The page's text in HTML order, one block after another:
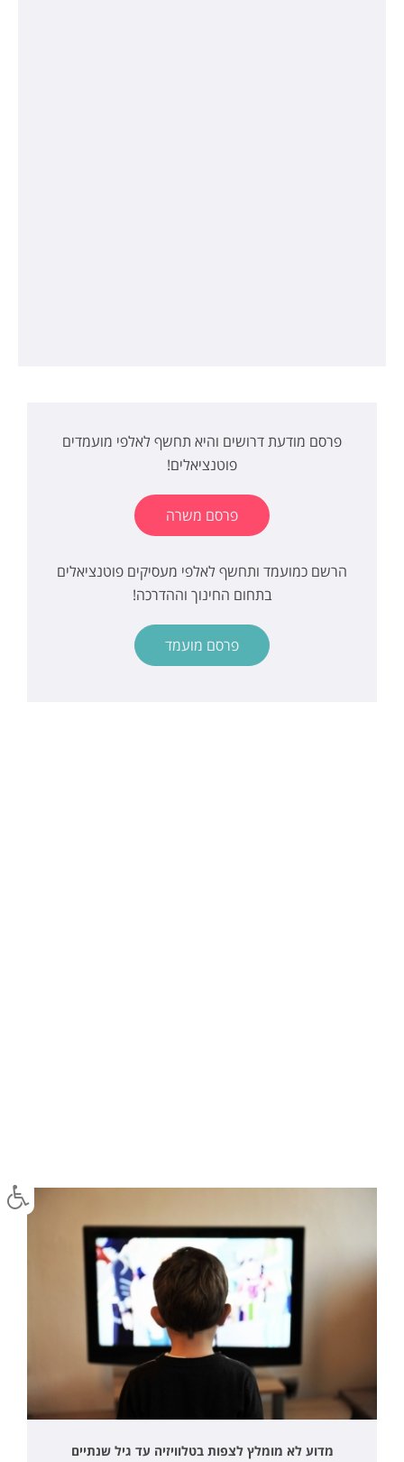
פרסם מודעת דרושים והיא תחשף לאלפי מועמדים
פוטנציאלים!
פרסם משרה
הרשם כמועמד ותחשף לאלפי מעסיקים פוטנציאלים
בתחום החינוך וההדרכה!
פרסם מועמד
מדוע לא מומלץ לצפות בטלוויזיה עד גיל שנתיים